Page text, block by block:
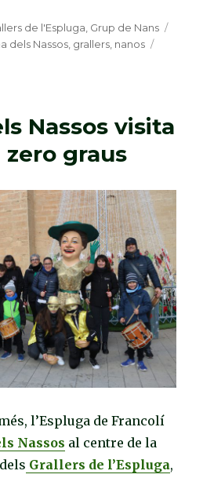
de l'Espluga Grup de Nans
dels Nassos grallers nanos
Nassos visita
zero graus
l’Espluga de Francolí
Nassos al centre de la
Grallers de l’Espluga,